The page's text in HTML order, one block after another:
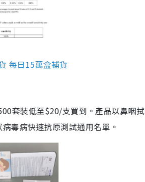
每日15萬盒補貨
套裝低至$20/支買到。產品以鼻咽
毒病快速抗原測試通用名單。